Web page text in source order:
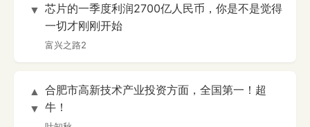
▼ 芯片的一季度利润2700亿人民币，你是不是觉得
一切才刚刚开始
富兴之路2
▲
▼
合肥市高新技术产业投资方面，全国第一！超
牛！